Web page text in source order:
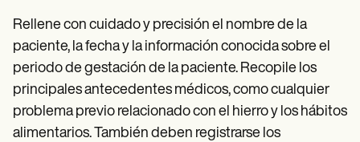
Rellene con cuidado y precisión el nombre de la
paciente, la fecha y la información conocida sobre el
periodo de gestación de la paciente. Recopile los
principales antecedentes médicos, como cualquier
problema previo relacionado con el hierro y los hábitos
alimentarios. También deben registrarse los